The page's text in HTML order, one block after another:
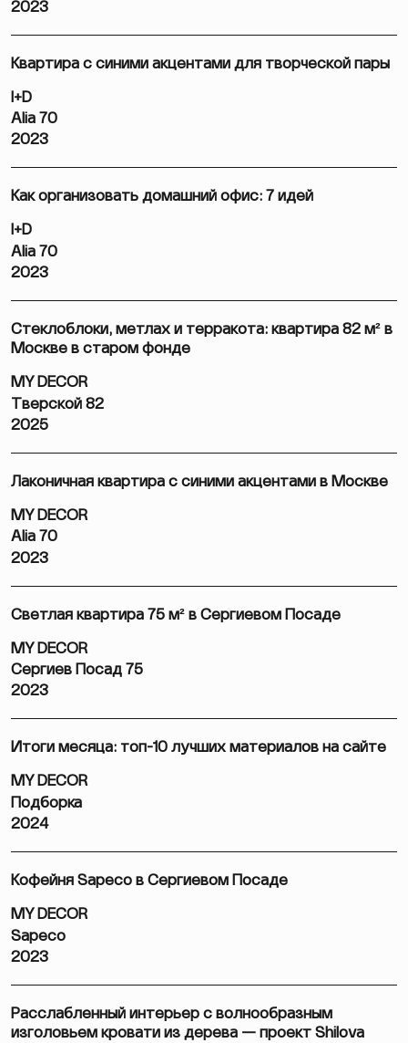
2023
Квартира с синими акцентами для творческой пары
I+D
Alia 70
2023
Как организовать домашний офис: 7 идей
I+D
Alia 70
2023
Стеклоблоки, метлах и терракота: квартира 82 м² в
Москве в старом фонде
MY DECOR
Тверской 82
2025
Лаконичная квартира с синими акцентами в Москве
MY DECOR
Alia 70
2023
Светлая квартира 75 м² в Сергиевом Посаде
MY DECOR
Сергиев Посад 75
2023
Итоги месяца: топ-10 лучших материалов на сайте
MY DECOR
Подборка
2024
Кофейня Sapeco в Сергиевом Посаде
MY DECOR
Sapeco
2023
Расслабленный интерьер с волнообразным
изголовьем кровати из дерева — проект Shilova